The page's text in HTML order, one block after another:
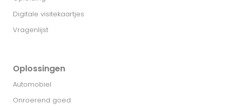
Digitale visitekaartjes
Vragenlijst
Oplossingen
Automobiel
Onroerend goed